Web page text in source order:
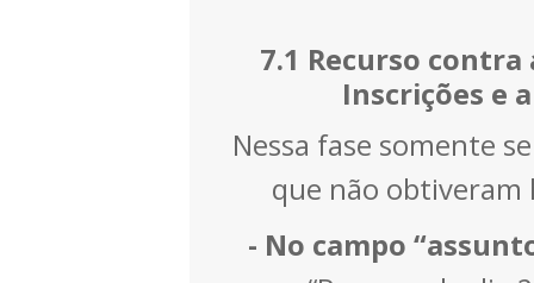
7.1 Recurso
Inscrições e
Nessa fase somente
que não obtiveram
- No campo